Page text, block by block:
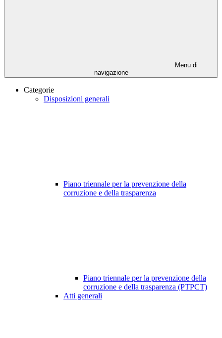
Menu di
navigazione
Categorie
Disposizioni generali
Piano triennale per la prevenzione della
corruzione e della trasparenza
Piano triennale per la prevenzione della
corruzione e della trasparenza (PTPCT)
Atti generali